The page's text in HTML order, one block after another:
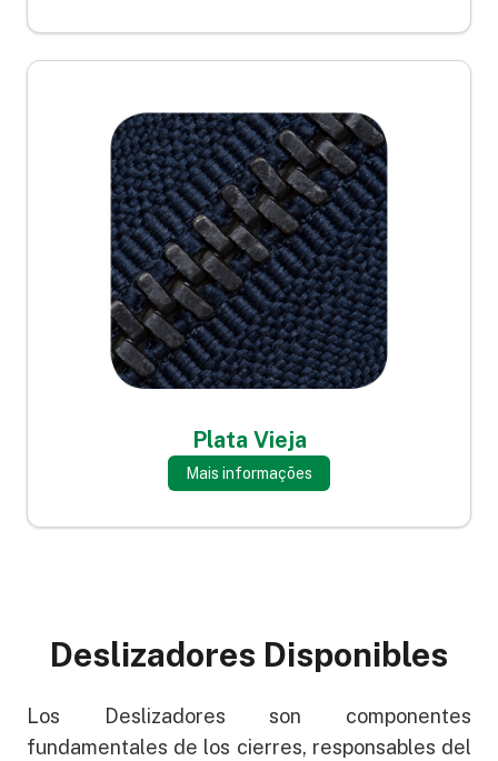
Plata Vieja
Mais informações
Deslizadores Disponibles
Los Deslizadores son componentes
fundamentales de los cierres, responsables del